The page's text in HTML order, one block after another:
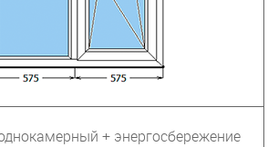
+ энергосбережение